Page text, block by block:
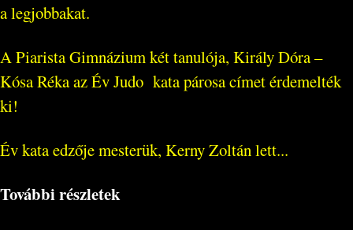
a legjobbakat.
A Piarista Gimnázium két tanulója, Király Dóra –
Kósa Réka az Év Judo kata párosa címet érdemelték
ki!
Év kata edzője mesterük, Kerny Zoltán lett...
További részletek